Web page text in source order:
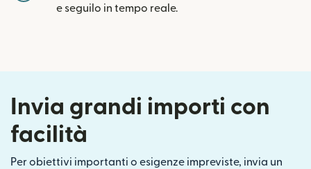
e seguilo in tempo reale.
Invia grandi importi con
facilità
Per obiettivi importanti o esigenze impreviste, invia un